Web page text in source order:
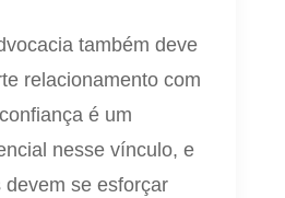
também deve
relacionamento com
é um
nesse vínculo, e
devem se esforçar